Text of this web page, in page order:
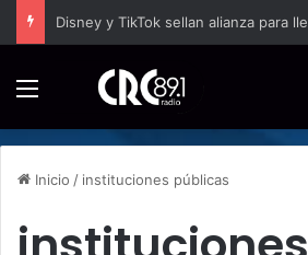
Inicio / instituciones públicas